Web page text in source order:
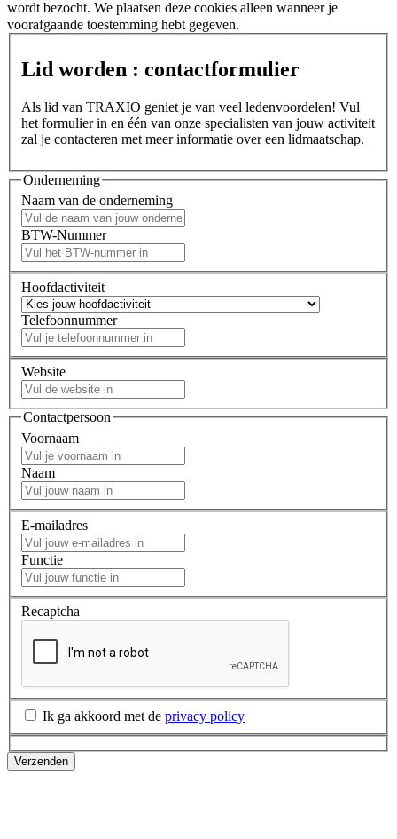
wordt bezocht. We plaatsen deze cookies alleen wanneer je
voorafgaande toestemming hebt gegeven.
Lid worden : contactformulier
Als lid van TRAXIO geniet je van veel ledenvoordelen! Vul
het formulier in en één van onze specialisten van jouw activiteit
zal je contacteren met meer informatie over een lidmaatschap.
Onderneming
Naam van de onderneming
BTW-Nummer
Hoofdactiviteit
Telefoonnummer
Website
Contactpersoon
Voornaam
Naam
E-mailadres
Functie
Recaptcha
Ik ga akkoord met de privacy policy